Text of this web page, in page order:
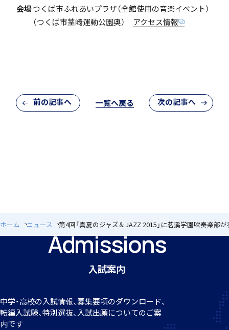
会場つくば市ふれあいプラザ（全館使用の音楽イベント）
（つくば市茎崎運動公園奥） アクセス情報
前の記事へ 一覧へ戻る 次の記事へ
ホーム ニュース 第4回「真夏のジャズ＆JAZZ 2015」に茗溪学園吹奏楽部
Admissions
入試案内
中学・高校の入試情報、募集要項のダウンロード、
転編入試験、特別選抜、入試出願についてのご案
内です